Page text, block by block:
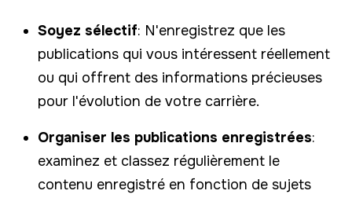
Soyez sélectif: N'enregistrez que les
publications qui vous intéressent réellement
ou qui offrent des informations précieuses
pour l'évolution de votre carrière.
Organiser les publications enregistrées:
examinez et classez régulièrement le
contenu enregistré en fonction de sujets